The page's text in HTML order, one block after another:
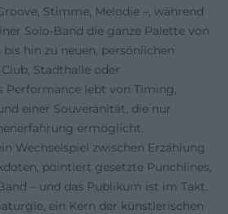
Stimme, Melodie –, während
Solo-Band die ganze Palette von
hin zu neuen, persönlichen
Stadthalle oder
Performance lebt von Timing,
einer Souveränität, die nur
ermöglicht.
Wechselspiel zwischen Erzählung
pointiert gesetzte Punchlines,
– und das Publikum ist im Takt.
ein Kern der künstlerischen